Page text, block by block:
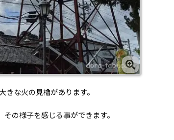
な火の見櫓があります。
の様子を感じる事ができます。